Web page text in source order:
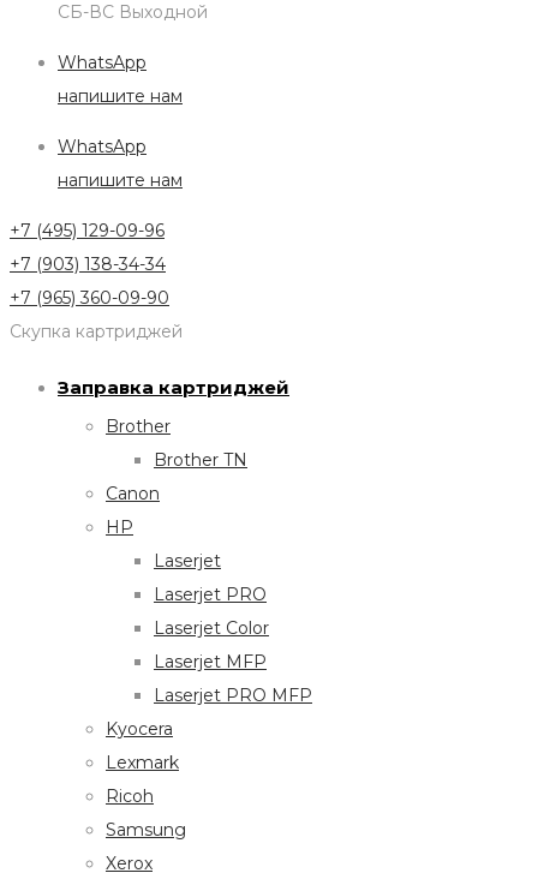
СБ-ВС Выходной
WhatsApp
напишите нам
WhatsApp
напишите нам
+7 (495) 129-09-96
+7 (903) 138-34-34
+7 (965) 360-09-90
Скупка картриджей
Заправка картриджей
Brother
Brother TN
Canon
HP
Laserjet
Laserjet PRO
Laserjet Color
Laserjet MFP
Laserjet PRO MFP
Kyocera
Lexmark
Ricoh
Samsung
Xerox